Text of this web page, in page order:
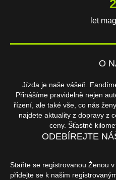
3
let
O
Jízda je naše vášeň.
Přinášíme pravidelně nejen
řízení, ale také vše, co nás
najdete aktuality z dopravy z
ceny. Šťastné
ODEBÍREJTE
Staňte se registrovanou Ženou
přidejte se k našim